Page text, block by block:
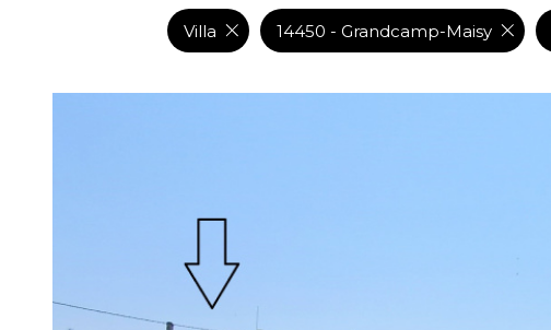
DE L'IMMO PRO
Villa 14450 - Grandcamp-Maisy